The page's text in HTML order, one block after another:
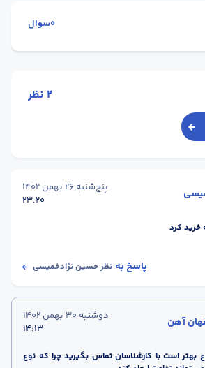
0سوال
2نظر
پنج‌شنبه 26 بهمن 1402
23:20
کرد
پاسخ به نظرحسین نژادخمیسی
آهن
دوشنبه 30 بهمن 1402
14:13
بهتر است با کارشناسان تماس بگیرید چرا که نوع